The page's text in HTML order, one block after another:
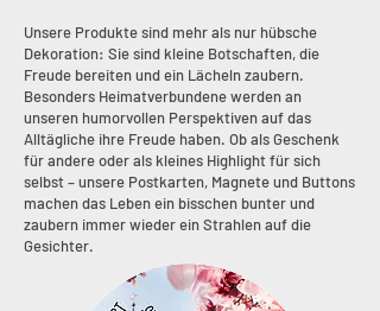
Unsere Produkte sind mehr als nur hübsche
Dekoration: Sie sind kleine Botschaften, die
Freude bereiten und ein Lächeln zaubern.
Besonders Heimatverbundene werden an
unseren humorvollen Perspektiven auf das
Alltägliche ihre Freude haben. Ob als Geschenk
für andere oder als kleines Highlight für sich
selbst – unsere Postkarten, Magnete und Buttons
machen das Leben ein bisschen bunter und
zaubern immer wieder ein Strahlen auf die
Gesichter.